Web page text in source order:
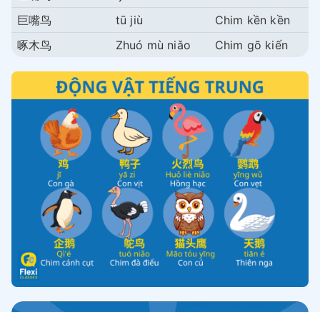
巨嘴鸟
tū jiù
Chim kền kền
啄木鸟
Zhuó mù niǎo Chim gõ kiến